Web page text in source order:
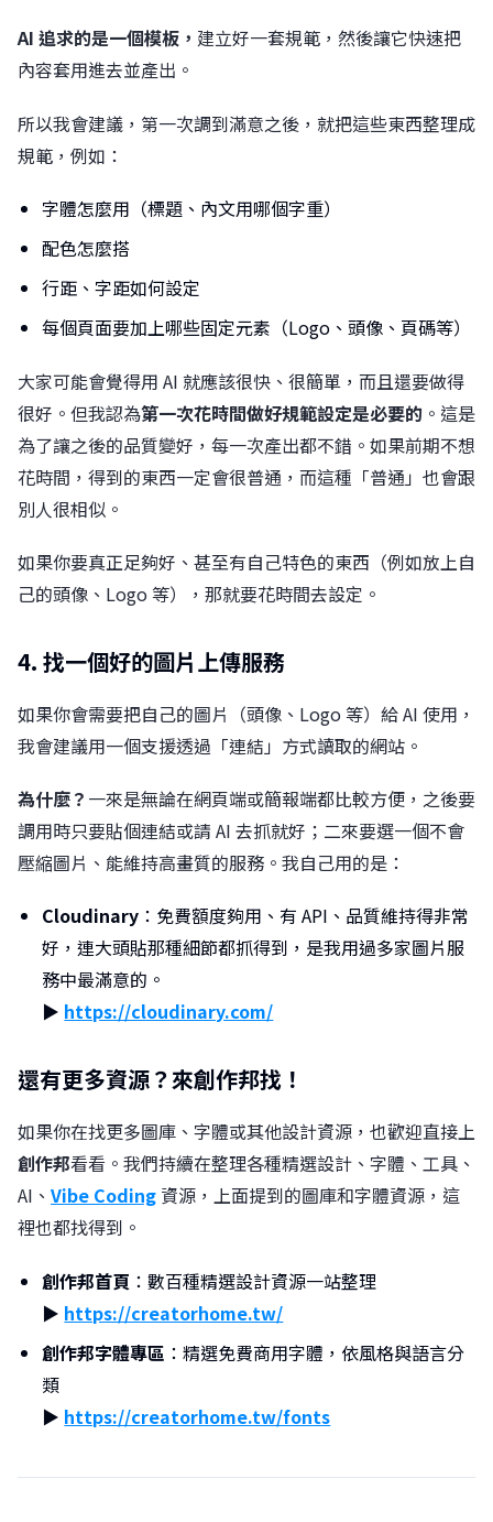
AI 追求的是一個模板， 建立好一套規範，然後讓它快速把
內容套用進去並產出。
所以我會建議，第一次調到滿意之後，就把這些東西整理成
規範，例如：
字體怎麼用（標題、內文用哪個字重）
配色怎麼搭
行距、字距如何設定
每個頁面要加上哪些固定元素（Logo、頭像、頁碼等）
大家可能會覺得用 AI 就應該很快、很簡單，而且還要做得
很好。但我認為第一次花時間做好規範設定是必要的 。這是
為了讓之後的品質變好，每一次產出都不錯。如果前期不想
花時間，得到的東西一定會很普通，而這種「普通」也會跟
別人很相似。
如果你要真正足夠好、甚至有自己特色的東西（例如放上自
己的頭像、Logo 等），那就要花時間去設定。
4. 找一個好的圖片上傳服務
如果你會需要把自己的圖片（頭像、Logo 等）給 AI 使用，
我會建議用一個支援透過「連結」方式讀取的網站。
為什麼？ 一來是無論在網頁端或簡報端都比較方便，之後要
調用時只要貼個連結或請 AI 去抓就好；二來要選一個不會
壓縮圖片、能維持高畫質的服務。我自己用的是：
Cloudinary ：免費額度夠用、有 API、品質維持得非常
好，連大頭貼那種細節都抓得到，是我用過多家圖片服
務中最滿意的。
▶︎ https://cloudinary.com/
還有更多資源？來創作邦找！
如果你在找更多圖庫、字體或其他設計資源，也歡迎直接上
創作邦看看。我們持續在整理各種精選設計、字體、工具、
AI、 Vibe Coding 資源，上面提到的圖庫和字體資源，這
裡也都找得到。
創作邦首頁 ：數百種精選設計資源一站整理
▶︎ https://creatorhome.tw/
創作邦字體專區 ：精選免費商用字體，依風格與語言分
類
▶︎ https://creatorhome.tw/fonts